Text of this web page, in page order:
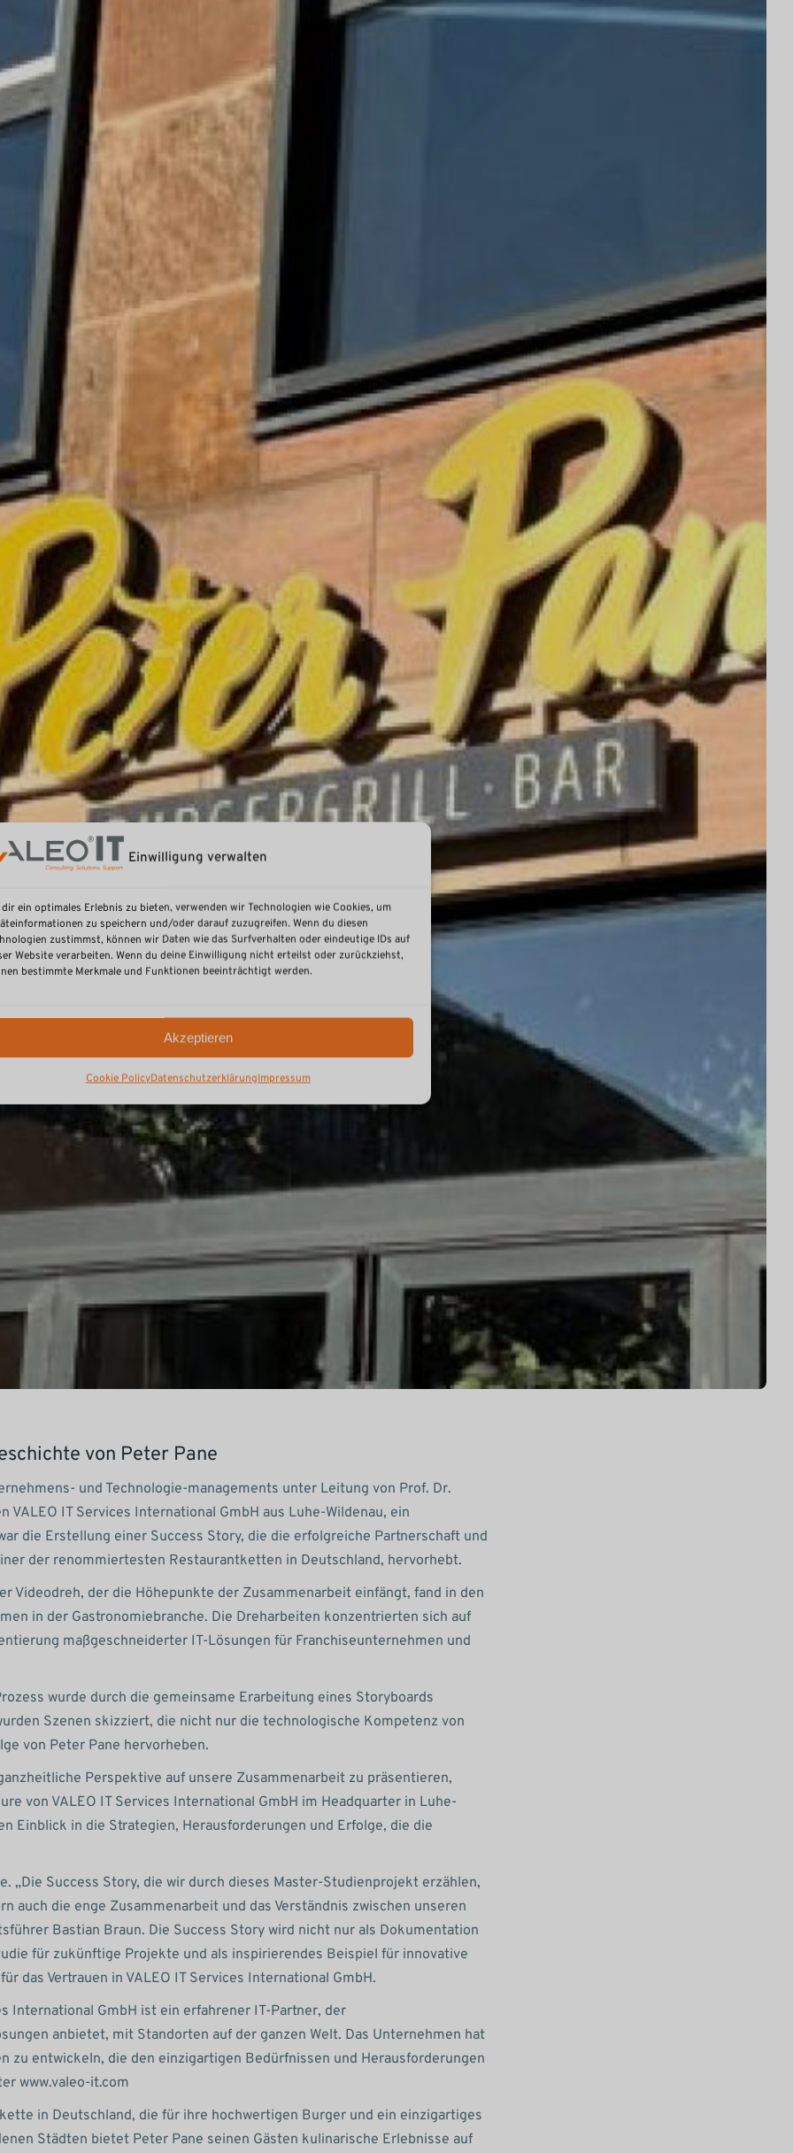
Einwilligung verwalten
dir ein optimales Erlebnis zu bieten, verwenden wir Technologien wie Cookies, um
zu speichern und/oder darauf zuzugreifen. Wenn du diesen
zustimmst, können wir Daten wie das Surfverhalten oder eindeutige IDs auf
Website verarbeiten. Wenn du deine Einwilligung nicht erteilst oder zurückziehst,
bestimmte Merkmale und Funktionen beeinträchtigt werden.
Akzeptieren
Cookie PolicyDatenschutzerklärungImpressum
von Peter Pane
und Technologie-managements unter Leitung von Prof. Dr.
IT Services International GmbH aus Luhe-Wildenau, ein
die Erstellung einer Success Story, die die erfolgreiche Partnerschaft und
der renommiertesten Restaurantketten in Deutschland, hervorhebt.
Videodreh, der die Höhepunkte der Zusammenarbeit einfängt, fand in den
in der Gastronomiebranche. Die Dreharbeiten konzentrierten sich auf
maßgeschneiderter IT-Lösungen für Franchiseunternehmen und
wurde durch die gemeinsame Erarbeitung eines Storyboards
Szenen skizziert, die nicht nur die technologische Kompetenz von
von Peter Pane hervorheben.
Perspektive auf unsere Zusammenarbeit zu präsentieren,
von VALEO IT Services International GmbH im Headquarter in Luhe-
Einblick in die Strategien, Herausforderungen und Erfolge, die die
„Die Success Story, die wir durch dieses Master-Studienprojekt erzählen,
die enge Zusammenarbeit und das Verständnis zwischen unseren
Bastian Braun. Die Success Story wird nicht nur als Dokumentation
für zukünftige Projekte und als inspirierendes Beispiel für innovative
das Vertrauen in VALEO IT Services International GmbH.
International GmbH ist ein erfahrener IT-Partner, der
anbietet, mit Standorten auf der ganzen Welt. Das Unternehmen hat
zu entwickeln, die den einzigartigen Bedürfnissen und Herausforderungen
www.valeo-it.com
in Deutschland, die für ihre hochwertigen Burger und ein einzigartiges
Städten bietet Peter Pane seinen Gästen kulinarische Erlebnisse auf